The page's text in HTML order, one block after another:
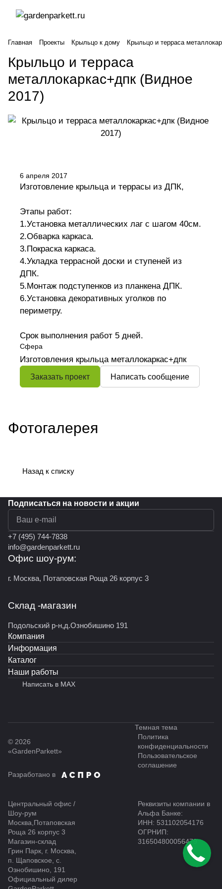
Главная Проекты Крыльцо к дому Крыльцо и терраса
Крыльцо и терраса
металлокаркас+дпк (Видное
2017)
6 апреля 2017
Изготовление крыльца и террасы из ДПК,
Этапы работ:
1.Установка металлических лаг с шагом 40см.
2.Обварка каркаса.
3.Покраска каркаса.
4.Укладка террасной доски и ступеней из
ДПК.
5.Монтаж подступенков из планкена ДПК.
6.Установка декоративных уголков по
периметру.
Срок выполнения работ 5 дней.
Сфера
Изготовления крыльца металлокаркас+дпк
Заказать проект Написать сообщение
Фотогалерея
Назад к списку
Подписаться на новости и акции
+7 (495) 744-7838
info@gardenparkett.ru
Офис шоу-рум:
г. Москва, Потаповская Роща 26 корпус 3
Склад -магазин
Подольский р-н,д.Ознобишино 191
Компания
Информация
Каталог
Наши работы
Написать в MAX
© 2026
«GardenParkett»
Темная тема
Политика
конфиденциальности
Пользовательское
соглашение
Разработано в
Центральный офис /
Шоу-рум
Москва,Потаповская
Роща 26 корпус 3
Магазин-склад
Грин Парк, г. Москва,
п. Щаповское, с.
Ознобишино, 191
Официальный дилер
Реквизиты компании в
Альфа Банке:
ИНН: 531102054176
ОГРНИП:
316504800056479